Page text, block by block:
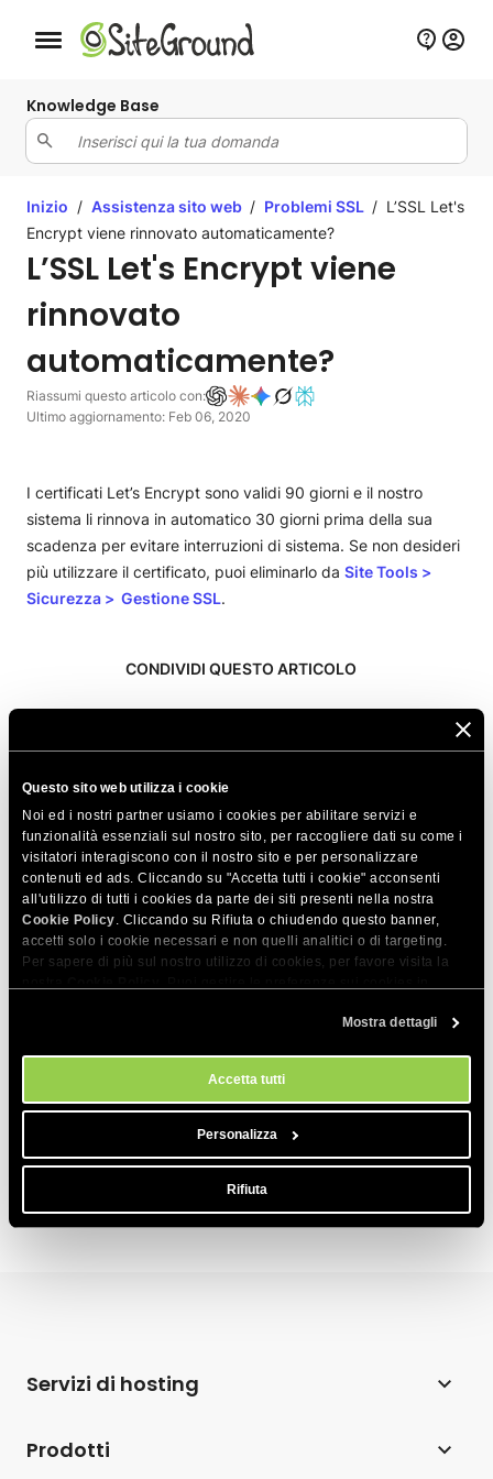
Questo sito web utilizza i cookie
Noi ed i nostri partner usiamo i cookies per abilitare servizi e
funzionalità essenziali sul nostro sito, per raccogliere dati su come i
visitatori interagiscono con il nostro sito e per personalizzare
contenuti ed ads. Cliccando su "Accetta tutti i cookie" acconsenti
all'utilizzo di tutti i cookies da parte dei siti presenti nella nostra
Cookie Policy. Cliccando su Rifiuta o chiudendo questo banner,
accetti solo i cookie necessari e non quelli analitici o di targeting.
Per sapere di più sul nostro utilizzo di cookies, per favore visita la
Mostra dettagli
Accetta tutti
Personalizza
Rifiuta
Bottone navigazione da mobile
Knowledge Base
Inizio / Assistenza sito web / Problemi SSL / L’SSL Let's
Encrypt viene rinnovato automaticamente?
L’SSL Let's Encrypt viene
rinnovato
automaticamente?
Riassumi questo articolo con:
Ultimo aggiornamento: Feb 06, 2020
I certificati Let’s Encrypt sono validi 90 giorni e il nostro
sistema li rinnova in automatico 30 giorni prima della sua
scadenza per evitare interruzioni di sistema. Se non desideri
più utilizzare il certificato, puoi eliminarlo da Site Tools >
Sicurezza > Gestione SSL.
CONDIVIDI QUESTO ARTICOLO
Articoli correlati
Quali tipi di certificati SSL offre SiteGround?
Una volta installato Let’s Encrypt funzionerà
HTTP/2?
Perché ho bisogno di un certificato SSL?
HTTPS che usano l’SSL Let’s Encrypt?
Ho già un SSL. Posso cancellarlo e prendere
Let’s Encrypt?
Servizi di hosting
Prodotti